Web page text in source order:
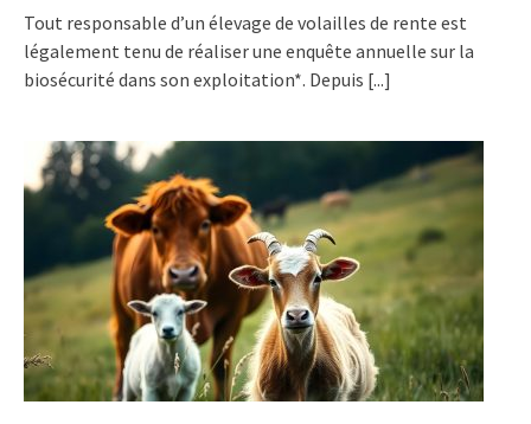
Tout responsable d’un élevage de volailles de rente est
légalement tenu de réaliser une enquête annuelle sur la
biosécurité dans son exploitation*. Depuis [...]